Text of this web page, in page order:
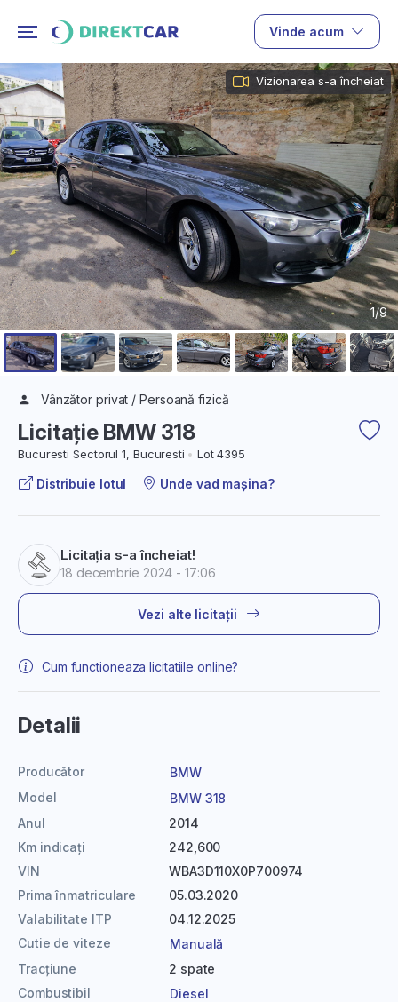
Vinde acum
Licitație BMW 318
Bucuresti Sectorul 1, Bucuresti Lot 4395
1/9
Vizionarea s-a încheiat
Vânzător privat / Persoană fizică
Distribuie lotul Unde vad mașina?
Licitația s-a încheiat!
18 decembrie 2024 - 17:06
Vezi alte licitații
Cum functioneaza licitatiile online?
Detalii
Producător
BMW
Model
BMW 318
Anul
2014
Km indicați
242,600
VIN
WBA3D110X0P700974
Prima înmatriculare
05.03.2020
Valabilitate ITP
04.12.2025
Cutie de viteze
Manuală
Tracțiune
2 spate
Combustibil
Diesel